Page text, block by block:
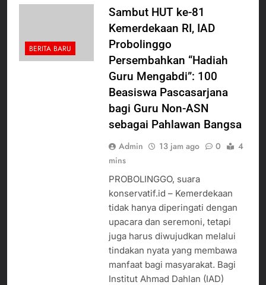
BERITA BARU
Sambut HUT ke-81
Kemerdekaan RI, IAD
Probolinggo
Persembahkan “Hadiah
Guru Mengabdi”: 100
Beasiswa Pascasarjana
bagi Guru Non-ASN
sebagai Pahlawan Bangsa
Admin 13 jam ago 0
4
mins
PROBOLINGGO, suara
konservatif.id – Kemerdekaan
tidak hanya diperingati dengan
upacara dan seremoni, tetapi
juga harus diwujudkan melalui
tindakan nyata yang membawa
manfaat bagi masyarakat. Bagi
Institut Ahmad Dahlan (IAD)